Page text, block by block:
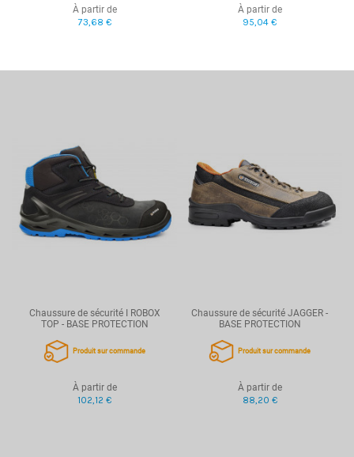
À partir de
73,68 €
À partir de
95,04 €
Chaussure de sécurité I ROBOX
TOP - BASE PROTECTION
Produit sur commande
À partir de
102,12 €
Chaussure de sécurité JAGGER -
BASE PROTECTION
Produit sur commande
À partir de
88,20 €